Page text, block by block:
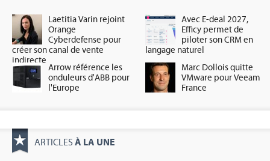
Laetitia Varin rejoint
Orange
Cyberdefense pour
créer son canal de vente
indirecte
Avec E-deal 2027,
Efficy permet de
piloter son CRM en
langage naturel
Arrow référence les
onduleurs d'ABB pour
l'Europe
Marc Dollois quitte
VMware pour Veeam
France
ARTICLES À LA UNE